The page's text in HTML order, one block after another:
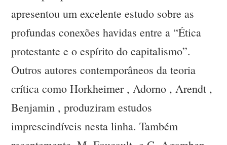
apresentou um excelente estudo sobre as
profundas conexões havidas entre a “Ética
protestante e o espírito do capitalismo”.
Outros autores contemporâneos da teoria
crítica como Horkheimer , Adorno , Arendt ,
Benjamin , produziram estudos
imprescindíveis nesta linha. Também